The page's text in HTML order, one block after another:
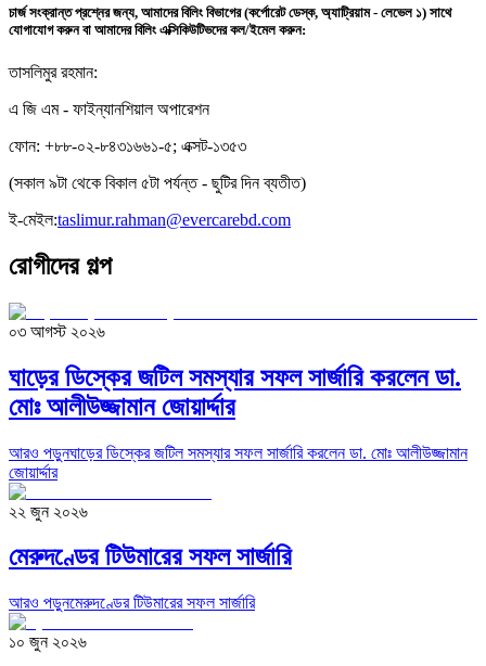
চার্জ সংক্রান্ত প্রশ্নের জন্য, আমাদের বিলিং বিভাগের (কর্পোরেট ডেস্ক, অ্যাট্রিয়াম - লেভেল ১) সাথে
যোগাযোগ করুন বা আমাদের বিলিং এক্সিকিউটিভদের কল/ইমেল করুন:
তাসলিমুর রহমান:
এ জি এম - ফাইন্যানশিয়াল অপারেশন
ফোন: +৮৮-০২-৮৪৩১৬৬১-৫; এক্সট-১৩৫৩
(সকাল ৯টা থেকে বিকাল ৫টা পর্যন্ত - ছুটির দিন ব্যতীত)
ই-মেইল:taslimur.rahman@evercarebd.com
রোগীদের গল্প
০৩ আগস্ট ২০২৬
ঘাড়ের ডিস্কের জটিল সমস্যার সফল সার্জারি করলেন ডা.
মোঃ আলীউজ্জামান জোয়ার্দ্দার
আরও পড়ুনঘাড়ের ডিস্কের জটিল সমস্যার সফল সার্জারি করলেন ডা. মোঃ আলীউজ্জামান
জোয়ার্দ্দার
২২ জুন ২০২৬
মেরুদণ্ডের টিউমারের সফল সার্জারি
আরও পড়ুনমেরুদণ্ডের টিউমারের সফল সার্জারি
১০ জুন ২০২৬